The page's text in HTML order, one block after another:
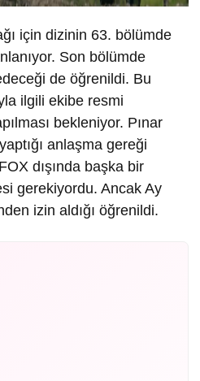
için dizinin 63. bölümde
Son bölümde
de öğrenildi. Bu
ilgili ekibe resmi
bekleniyor. Pınar
anlaşma gereği
dışında başka bir
gerekiyordu. Ancak Ay
izin aldığı öğrenildi.